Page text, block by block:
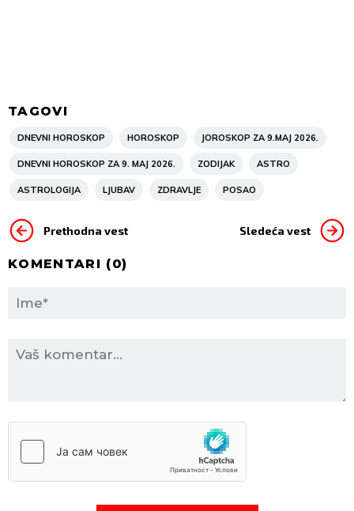
TAGOVI
DNEVNI HOROSKOP HOROSKOP JOROSKOP ZA 9.MAJ 2026.
DNEVNI HOROSKOP ZA 9. MAJ 2026. ZODIJAK ASTRO
ASTROLOGIJA LJUBAV ZDRAVLJE POSAO
Prethodna vest Sledeća vest
KOMENTARI (0)